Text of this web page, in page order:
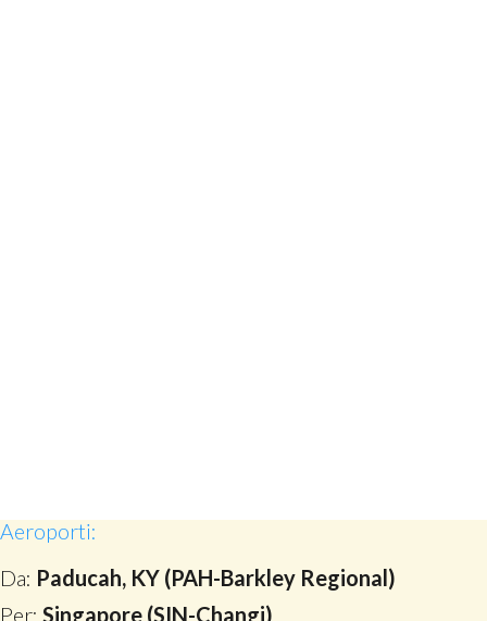
Aeroporti:
Da: Paducah, KY (PAH-Barkley Regional)
Per: Singapore (SIN-Changi)